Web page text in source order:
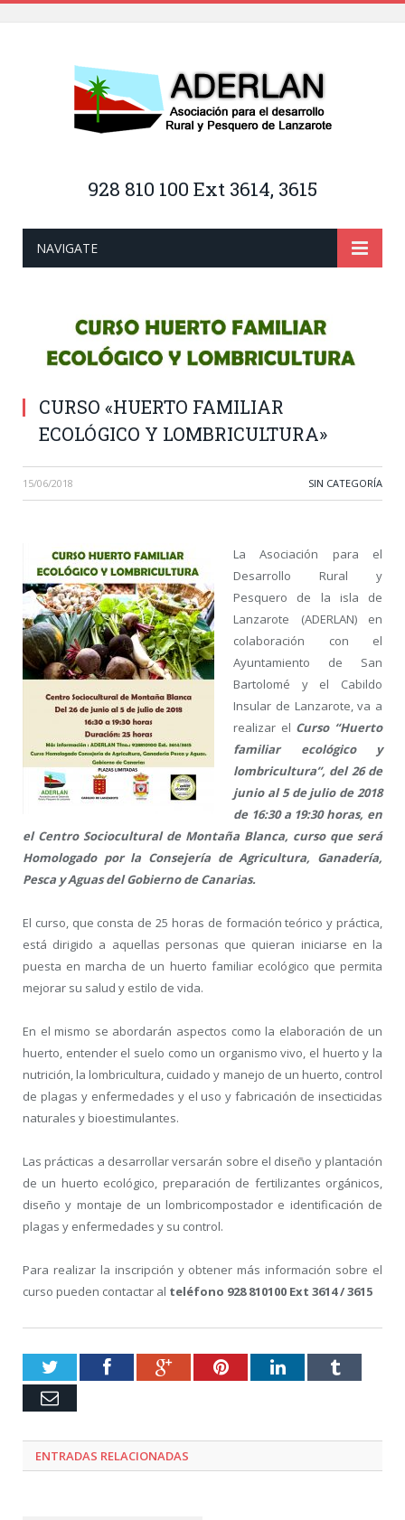
928 810 100 Ext 3614, 3615
NAVIGATE
CURSO «HUERTO FAMILIAR
ECOLÓGICO Y LOMBRICULTURA»
15/06/2018 SIN CATEGORÍA
La Asociación para el
Desarrollo Rural y
Pesquero de la isla de
Lanzarote (ADERLAN) en
colaboración con el
Ayuntamiento de San
Bartolomé y el Cabildo
Insular de Lanzarote, va a
realizar el Curso “Huerto
familiar ecológico y
lombricultura”, del 26 de
junio al 5 de julio de 2018
de 16:30 a 19:30 horas, en
el Centro Sociocultural de Montaña Blanca, curso que será
Homologado por la Consejería de Agricultura, Ganadería,
Pesca y Aguas del Gobierno de Canarias.
El curso, que consta de 25 horas de formación teórico y práctica,
está dirigido a aquellas personas que quieran iniciarse en la
puesta en marcha de un huerto familiar ecológico que permita
mejorar su salud y estilo de vida.
En el mismo se abordarán aspectos como la elaboración de un
huerto, entender el suelo como un organismo vivo, el huerto y la
nutrición, la lombricultura, cuidado y manejo de un huerto, control
de plagas y enfermedades y el uso y fabricación de insecticidas
naturales y bioestimulantes.
Las prácticas a desarrollar versarán sobre el diseño y plantación
de un huerto ecológico, preparación de fertilizantes orgánicos,
diseño y montaje de un lombricompostador e identificación de
plagas y enfermedades y su control.
Para realizar la inscripción y obtener más información sobre el
curso pueden contactar al teléfono 928 810100 Ext 3614 / 3615
TwitterFacebookGoogle+PinterestLinkedInTumblr
Email
ENTRADAS RELACIONADAS